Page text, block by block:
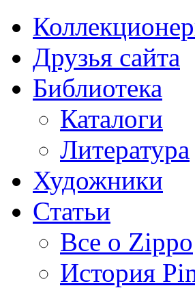
Друзья сайта
Библиотека
Каталоги
Литература
Художники
Статьи
Все о Zippo
История